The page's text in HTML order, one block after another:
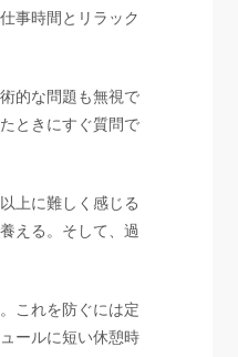
事時間とリラック
的な問題も無視で
ときにすぐ質問で
上に難しく感じる
える。そして、過
これを防ぐには定
ールに短い休憩時